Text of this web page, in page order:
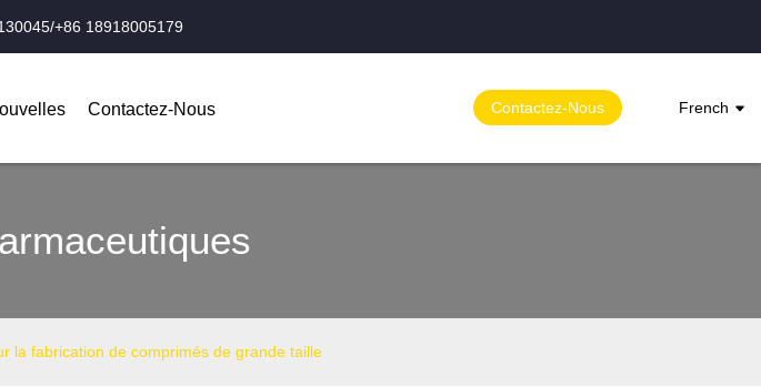
+86 18918005179
Contactez-Nous Contactez-Nous French
la fabrication de comprimés de grande taille